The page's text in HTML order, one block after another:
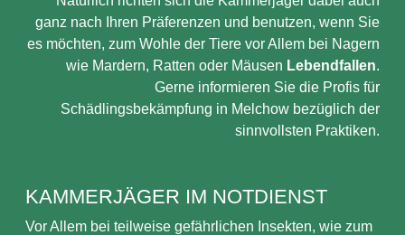
ganz nach Ihren Präferenzen und benutzen, wenn Sie
es möchten, zum Wohle der Tiere vor Allem bei Nagern
wie Mardern, Ratten oder Mäusen Lebendfallen.
Gerne informieren Sie die Profis für
Schädlingsbekämpfung in Melchow bezüglich der
sinnvollsten Praktiken.
KAMMERJÄGER IM NOTDIENST
Vor Allem bei teilweise gefährlichen Insekten, wie zum